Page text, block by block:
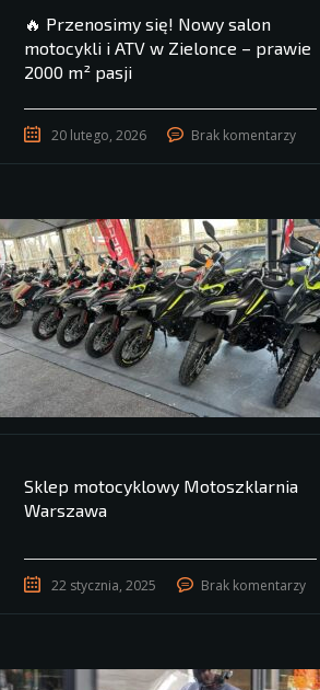
🔥 Przenosimy się! Nowy salon
motocykli i ATV w Zielonce – prawie
2000 m² pasji
20 lutego, 2026 Brak komentarzy
Sklep motocyklowy Motoszklarnia
Warszawa
22 stycznia, 2025 Brak komentarzy